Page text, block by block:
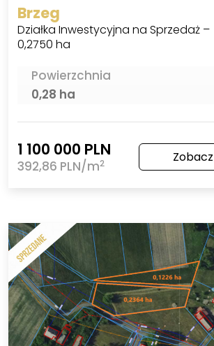
Brzeg
Działka Inwestycyjna na Sprzedaż –
0,2750 ha
Powierzchnia
0,28 ha
1 100 000 PLN
392,86 PLN/m2 Zobacz